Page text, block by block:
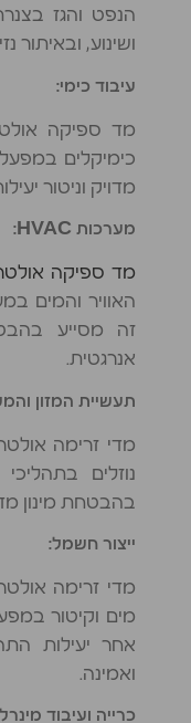
קוריוליס?
אלקטרומגנטי?
מהו
אולטראסוני?
מהו
ספיקה
שבשבת?
מרכך
איך
לבחור
שאלות
ותשובות
מחברי
צנרת
הנפט והגז
ושינוע, ובאיתור
עיבוד כימי:
מד ספיקה
כימיקלים
מדויק וניטור
מערכות HVAC:
מד ספיקה
האוויר והמים
זה מסייע
אנרגטית.
תעשיית המזון
מדי זרימה
נוזלים
בהבטחת מינון
ייצור חשמל:
מדי זרימה
מים וקיטור
אחר יעילות
ואמינה.
כרייה ועיבוד